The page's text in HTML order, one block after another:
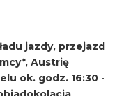
jazdy, przejazd
Austrię
ok. godz. 16:30 -